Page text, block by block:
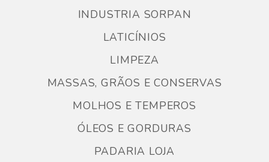
INDUSTRIA SORPAN
LATICÍNIOS
LIMPEZA
MASSAS, GRÃOS E CONSERVAS
MOLHOS E TEMPEROS
ÓLEOS E GORDURAS
PADARIA LOJA